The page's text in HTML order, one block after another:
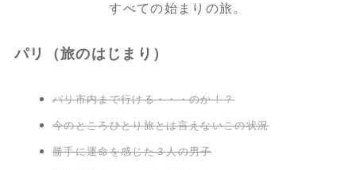
すべての始まりの旅。
パリ（旅のはじまり）
パリ市内まで行ける・・・のか！？
今のところひとり旅とは言えないこの状況
勝手に運命を感じた３人の男子